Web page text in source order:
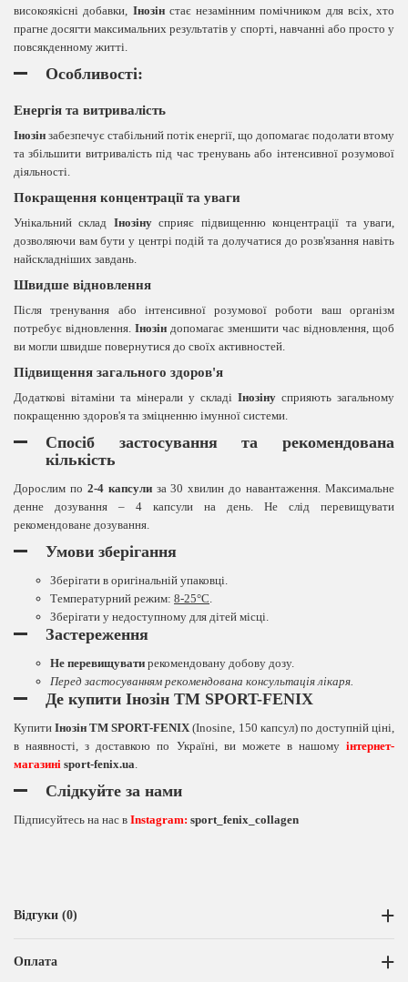
високоякісні добавки, Інозінстає незамінним помічником для всіх, хто
прагне досягти максимальних результатів у спорті, навчанні або просто у
повсякденному житті.
Особливості:
Енергія та витривалість
Інозін забезпечує стабільний потік енергії, що допомагає подолати втому
та збільшити витривалість під час тренувань або інтенсивної розумової
діяльності.
Покращення концентрації та уваги
Унікальний склад Інозінусприяє підвищенню концентрації та уваги,
дозволяючи вам бути у центрі подій та долучатися до розв'язання навіть
найскладніших завдань.
Швидше відновлення
Після тренування або інтенсивної розумової роботи ваш організм
потребує відновлення. Інозін допомагає зменшити час відновлення, щоб
ви могли швидше повернутися до своїх активностей.
Підвищення загального здоров'я
Додаткові вітаміни та мінерали у складі Інозіну сприяють загальному
покращенню здоров'я та зміцненню імунної системи.
Спосіб застосування та рекомендована
кількість
Дорослим по 2-4 капсулиза 30 хвилин до навантаження. Максимальне
денне дозування – 4 капсули на день. Не слід перевищувати
рекомендоване дозування.
Умови зберігання
Зберігати в оригінальній упаковці.
Температурний режим: 8-25°C.
Зберігати у недоступному для дітей місці.
Застереження
Не перевищувати рекомендовану добову дозу.
Перед застосуванням рекомендована консультація лікаря.
Де купити Інозін TM SPORT-FENIX
КупитиІнозін TM SPORT-FENIX (Inosine, 150 капсул) по доступній ціні,
в наявності, з доставкою по Україні, ви можете в нашому інтернет-
магазині sport-fenix.ua.
Слідкуйте за нами
Підписуйтесь на нас в Instagram: sport_fenix_collagen
Відгуки (0)
Оплата